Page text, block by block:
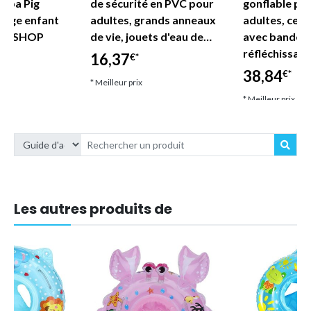
Pig
enfant
SHOP
de sécurité en PVC pour
adultes, grands anneaux
de vie, jouets d'eau de…
16,37€*
* Meilleur prix
gonflable
adultes,
avec bandes
38,84€*
* Meilleur prix
Les autres produits de